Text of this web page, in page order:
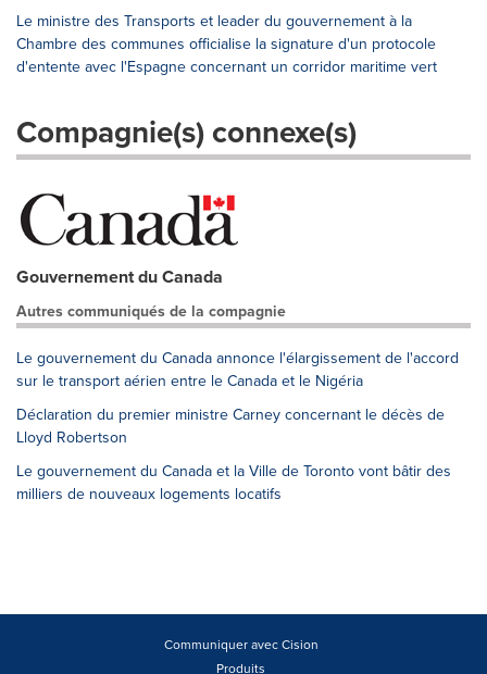
Le ministre des Transports et leader du gouvernement à la
Chambre des communes officialise la signature d'un protocole
d'entente avec l'Espagne concernant un corridor maritime vert
Compagnie(s) connexe(s)
Gouvernement du Canada
Autres communiqués de la compagnie
Le gouvernement du Canada annonce l'élargissement de l'accord
sur le transport aérien entre le Canada et le Nigéria
Déclaration du premier ministre Carney concernant le décès de
Lloyd Robertson
Le gouvernement du Canada et la Ville de Toronto vont bâtir des
milliers de nouveaux logements locatifs
Communiquer avec Cision
Produits